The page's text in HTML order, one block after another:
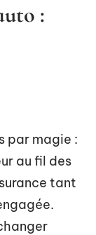
:
par magie :
au fil des
tant